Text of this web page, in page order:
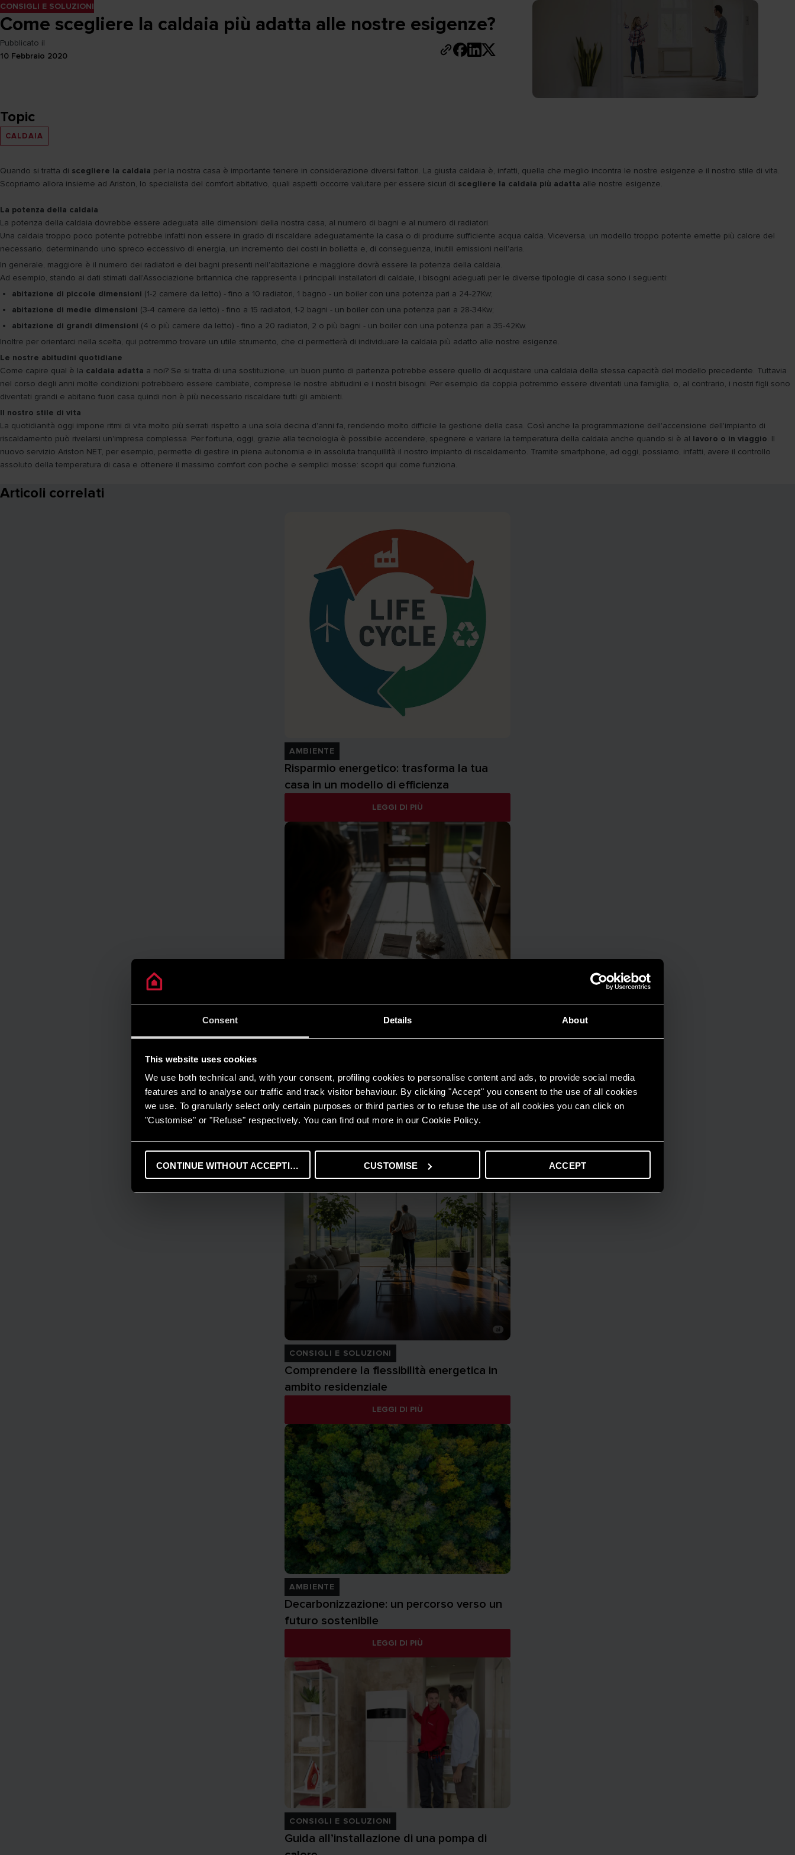
Consent Details About
This website uses cookies
We use both technical and, with your consent, profiling cookies to personalise content and ads, to provide social media
features and to analyse our traffic and track visitor behaviour. By clicking "Accept" you consent to the use of all cookies
we use. To granularly select only certain purposes or third parties or to refuse the use of all cookies you can click on
"Customise" or "Refuse" respectively. You can find out more in our Cookie Policy.
CONTINUE WITHOUT ACCEPTING CUSTOMISE ACCEPT
CONSIGLI E SOLUZIONI
Come scegliere la caldaia più adatta alle nostre esigenze?
Pubblicato il
10 Febbraio 2020
Topic
CALDAIA
Quando si tratta di scegliere la caldaia per la nostra casa è importante tenere in considerazione diversi fattori. La giusta caldaia è, infatti, quella che meglio incontra le nostre esigenze e il nostro stile di vita.
Scopriamo allora insieme ad Ariston, lo specialista del comfort abitativo, quali aspetti occorre valutare per essere sicuri di scegliere la caldaia più adatta alle nostre esigenze.
La potenza della caldaia
La potenza della caldaia dovrebbe essere adeguata alle dimensioni della nostra casa, al numero di bagni e al numero di radiatori.
Una caldaia troppo poco potente potrebbe infatti non essere in grado di riscaldare adeguatamente la casa o di produrre sufficiente acqua calda. Viceversa, un modello troppo potente emette più calore del
necessario, determinando uno spreco eccessivo di energia, un incremento dei costi in bolletta e, di conseguenza, inutili emissioni nell'aria.
In generale, maggiore è il numero dei radiatori e dei bagni presenti nell'abitazione e maggiore dovrà essere la potenza della caldaia.
Ad esempio, stando ai dati stimati dall'Associazione britannica che rappresenta i principali installatori di caldaie, i bisogni adeguati per le diverse tipologie di casa sono i seguenti:
abitazione di piccole dimensioni (1-2 camere da letto) - fino a 10 radiatori, 1 bagno - un boiler con una potenza pari a 24-27Kw;
abitazione di medie dimensioni (3-4 camere da letto) - fino a 15 radiatori, 1-2 bagni - un boiler con una potenza pari a 28-34Kw;
abitazione di grandi dimensioni (4 o più camere da letto) - fino a 20 radiatori, 2 o più bagni - un boiler con una potenza pari a 35-42Kw.
Inoltre per orientarci nella scelta, qui potremmo trovare un utile strumento, che ci permetterà di individuare la caldaia più adatto alle nostre esigenze.
Le nostre abitudini quotidiane
Come capire qual è la caldaia adatta a noi? Se si tratta di una sostituzione, un buon punto di partenza potrebbe essere quello di acquistare una caldaia della stessa capacità del modello precedente. Tuttavia
nel corso degli anni molte condizioni potrebbero essere cambiate, comprese le nostre abitudini e i nostri bisogni. Per esempio da coppia potremmo essere diventati una famiglia, o, al contrario, i nostri figli sono
diventati grandi e abitano fuori casa quindi non è più necessario riscaldare tutti gli ambienti.
Il nostro stile di vita
La quotidianità oggi impone ritmi di vita molto più serrati rispetto a una sola decina d'anni fa, rendendo molto difficile la gestione della casa. Così anche la programmazione dell'accensione dell'impianto di
riscaldamento può rivelarsi un'impresa complessa. Per fortuna, oggi, grazie alla tecnologia è possibile accendere, spegnere e variare la temperatura della caldaia anche quando si è al lavoro o in viaggio. Il
nuovo servizio Ariston NET, per esempio, permette di gestire in piena autonomia e in assoluta tranquillità il nostro impianto di riscaldamento. Tramite smartphone, ad oggi, possiamo, infatti, avere il controllo
assoluto della temperatura di casa e ottenere il massimo comfort con poche e semplici mosse: scopri qui come funziona.
Articoli correlati
AMBIENTE
Risparmio energetico: trasforma la tua
casa in un modello di efficienza
LEGGI DI PIÙ
Quanto consuma un condizionatore?
LEGGI DI PIÙ
CONSIGLI E SOLUZIONI
Comprendere la flessibilità energetica in
ambito residenziale
LEGGI DI PIÙ
AMBIENTE
Decarbonizzazione: un percorso verso un
futuro sostenibile
LEGGI DI PIÙ
CONSIGLI E SOLUZIONI
Guida all’installazione di una pompa di